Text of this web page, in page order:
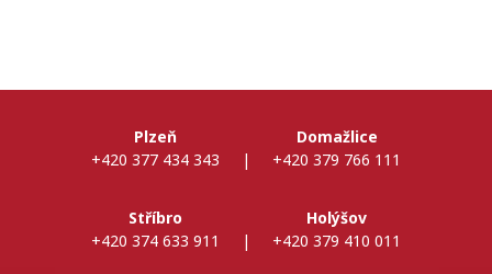
Plzeň
+420 377 434 343
|
Domažlice
+420 379 766 111
Stříbro
+420 374 633 911
|
Holýšov
+420 379 410 011